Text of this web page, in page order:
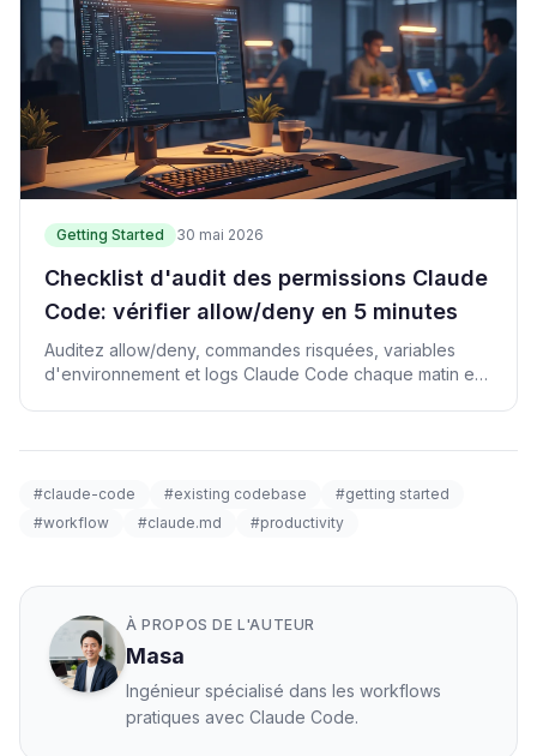
Getting Started 30 mai 2026
Checklist d'audit des permissions Claude
Code: vérifier allow/deny en 5 minutes
Auditez allow/deny, commandes risquées, variables
d'environnement et logs Claude Code chaque matin en
#claude-code #existing codebase
#getting started
#workflow
#claude.md #productivity
À PROPOS DE L'AUTEUR
Masa
Ingénieur spécialisé dans les workflows
pratiques avec Claude Code.